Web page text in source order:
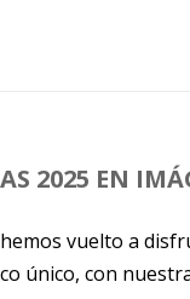
2025 EN
vuelto a
único, con